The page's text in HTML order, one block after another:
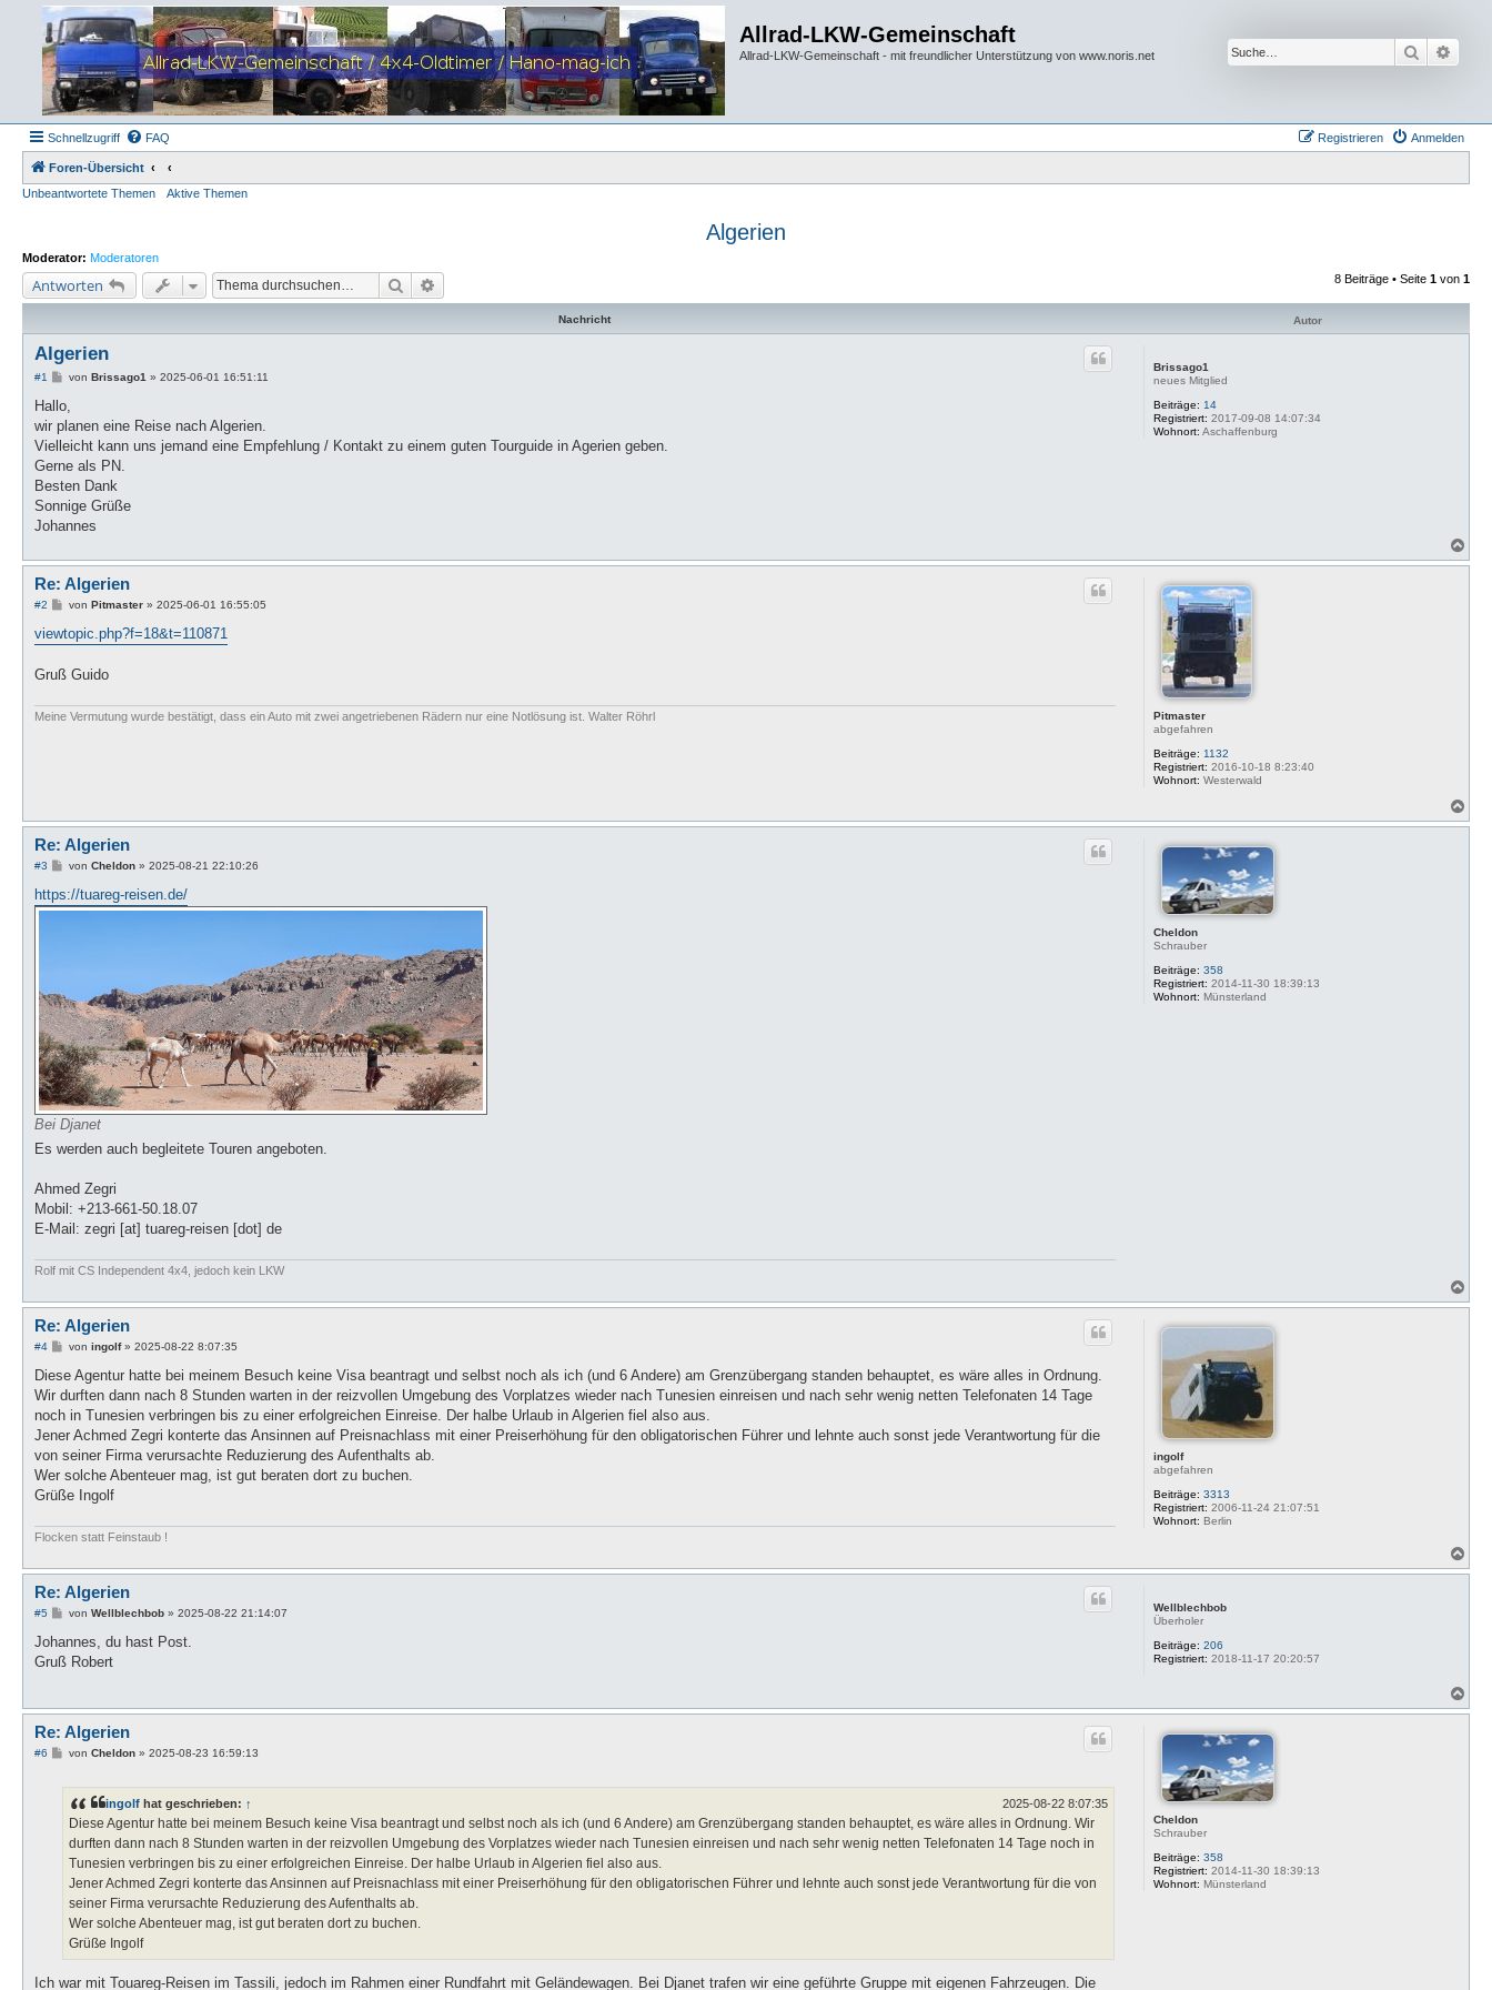
Allrad-LKW-Gemeinschaft
Allrad-LKW-Gemeinschaft - mit freundlicher Unterstützung von www.noris.net Suche
Schnellzugriff FAQ Anmelden
Registrieren
Foren-Übersicht
Unbeantwortete Themen
Aktive Themen
Algerien
Moderator: Moderatoren
Antworten Suche 8 Beiträge • Seite 1 von 1
Nachricht Autor
Brissago1
neues Mitglied
Beiträge: 14
Registriert: 2017-09-08 14:07:34
Wohnort: Aschaffenburg
Algerien
#1
B
i
r
a
von Brissago1 » 2025-06-01 16:51:11
Hallo,
wir planen eine Reise nach Algerien.
Vielleicht kann uns jemand eine Empfehlung / Kontakt zu einem guten Tourguide in Agerien geben.
Gerne als PN.
Besten Dank
Sonnige Grüße
Johannes
a
Pitmaster
abgefahren
Beiträge: 1132
Registriert: 2016-10-18 8:23:40
Wohnort: Westerwald
Re: Algerien
#2
B
i
t
a
g
von Pitmaster» 2025-06-01 16:55:05
viewtopic.php?f=18&t=110871
Gruß Guido
Meine Vermutung wurde bestätigt, dass ein Auto mit zwei angetriebenen Rädern nur eine Notlösung ist. Walter Röhrl
a
Cheldon
Schrauber
Beiträge: 358
Registriert: 2014-11-30 18:39:13
Wohnort: Münsterland
Re: Algerien
#3
B
i
t
von Cheldon» 2025-08-21 22:10:26
https://tuareg-reisen.de/
Bei Djanet
Es werden auch begleitete Touren angeboten.
Ahmed Zegri
Mobil: +213-661-50.18.07
E-Mail: zegri [at] tuareg-reisen [dot] de
Rolf mit CS Independent 4x4, jedoch kein LKW
a
ingolf
abgefahren
Beiträge: 3313
Registriert: 2006-11-24 21:07:51
Wohnort: Berlin
Re: Algerien
#4
B
i
r
a
von ingolf» 2025-08-22 8:07:35
Diese Agentur hatte bei meinem Besuch keine Visa beantragt und selbst noch als ich (und 6 Andere) am Grenzübergang standen behauptet, es wäre alles in Ordnung.
Wir durften dann nach 8 Stunden warten in der reizvollen Umgebung des Vorplatzes wieder nach Tunesien einreisen und nach sehr wenig netten Telefonaten 14 Tage
noch in Tunesien verbringen bis zu einer erfolgreichen Einreise. Der halbe Urlaub in Algerien fiel also aus.
Jener Achmed Zegri konterte das Ansinnen auf Preisnachlass mit einer Preiserhöhung für den obligatorischen Führer und lehnte auch sonst jede Verantwortung für die
von seiner Firma verursachte Reduzierung des Aufenthalts ab.
Wer solche Abenteuer mag, ist gut beraten dort zu buchen.
Grüße Ingolf
Flocken statt Feinstaub !
a
Wellblechbob
Überholer
Beiträge: 206
Registriert: 2018-11-17 20:20:57
Re: Algerien
#5
B
i
r
von Wellblechbob» 2025-08-22 21:14:07
Johannes, du hast Post.
Gruß Robert
a
Cheldon
Schrauber
Beiträge: 358
Registriert: 2014-11-30 18:39:13
Wohnort: Münsterland
Re: Algerien
#6
B
a
von Cheldon» 2025-08-23 16:59:13
ingolf hat geschrieben: ↑ 2025-08-22 8:07:35
Diese Agentur hatte bei meinem Besuch keine Visa beantragt und selbst noch als ich (und 6 Andere) am Grenzübergang standen behauptet, es wäre alles in Ordnung. Wir
durften dann nach 8 Stunden warten in der reizvollen Umgebung des Vorplatzes wieder nach Tunesien einreisen und nach sehr wenig netten Telefonaten 14 Tage noch in
Tunesien verbringen bis zu einer erfolgreichen Einreise. Der halbe Urlaub in Algerien fiel also aus.
Jener Achmed Zegri konterte das Ansinnen auf Preisnachlass mit einer Preiserhöhung für den obligatorischen Führer und lehnte auch sonst jede Verantwortung für die von
seiner Firma verursachte Reduzierung des Aufenthalts ab.
Wer solche Abenteuer mag, ist gut beraten dort zu buchen.
Grüße Ingolf
Ich war mit Touareg-Reisen im Tassili, jedoch im Rahmen einer Rundfahrt mit Geländewagen. Bei Djanet trafen wir eine geführte Gruppe mit eigenen Fahrzeugen. Die